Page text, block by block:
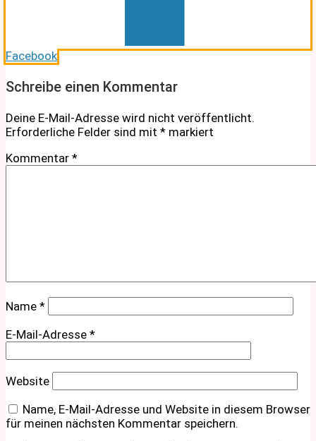
Facebook
Schreibe einen Kommentar
Deine E-Mail-Adresse wird nicht veröffentlicht.
Erforderliche Felder sind mit * markiert
Kommentar *
Name *
E-Mail-Adresse *
Website
Name, E-Mail-Adresse und Website in diesem Browser
für meinen nächsten Kommentar speichern.